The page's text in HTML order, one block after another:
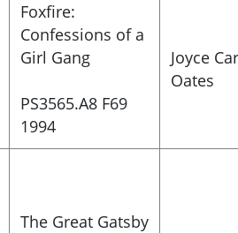
Foxfire:
Confessions of a
Girl Gang
PS3565.A8 F69
1994
Joyce
Oates
The Great Gatsby